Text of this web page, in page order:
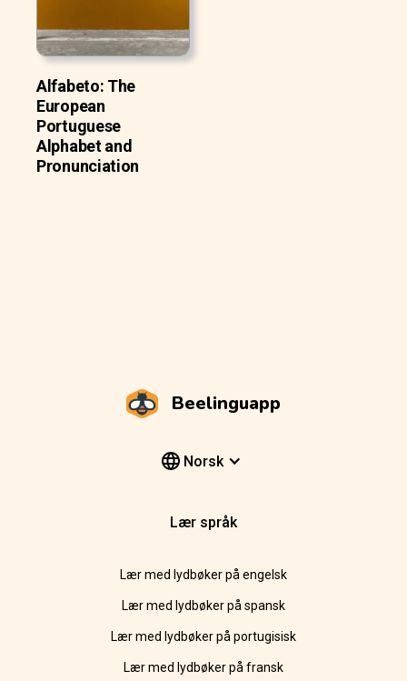
Alfabeto: The
European
Portuguese
Alphabet and
Pronunciation
Beelinguapp
Norsk
Lær språk
Lær med lydbøker på engelsk
Lær med lydbøker på spansk
Lær med lydbøker på portugisisk
Lær med lydbøker på fransk